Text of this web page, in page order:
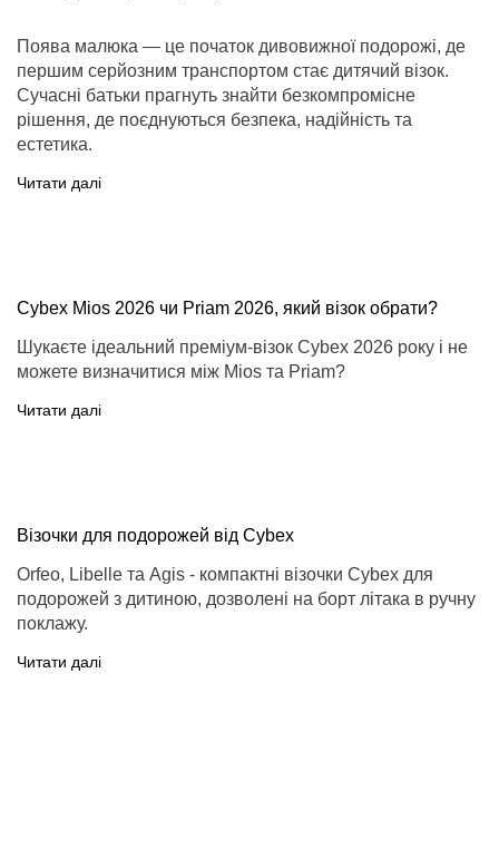
Поява малюка — це початок дивовижної подорожі, де
першим серйозним транспортом стає дитячий візок.
Сучасні батьки прагнуть знайти безкомпромісне
рішення, де поєднуються безпека, надійність та
естетика.
Читати далі
Cybex Mios 2026 чи Priam 2026, який візок обрати?
Шукаєте ідеальний преміум-візок Cybex 2026 року і не
можете визначитися між Mios та Priam?
Читати далі
Візочки для подорожей від Cybex
Orfeo, Libelle та Agis - компактні візочки Cybex для
подорожей з дитиною, дозволені на борт літака в ручну
поклажу.
Читати далі